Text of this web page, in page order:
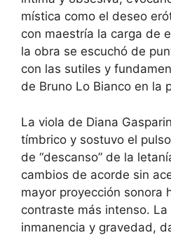
mística como el deseo
con maestría la carga de
la obra se escuchó de
con las sutiles y
de Bruno Lo Bianco en la
La viola de Diana
tímbrico y sostuvo el
de “descanso” de la
cambios de acorde sin
mayor proyección sonora
contraste más intenso.
inmanencia y gravedad,